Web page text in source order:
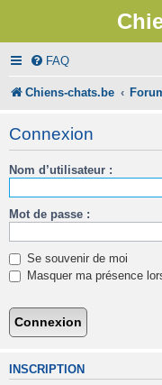
FAQ
Chiens-chats.be
Connexion
Nom d’utilisateur :
Mot de passe :
Se souvenir de moi
Masquer ma présence
INSCRIPTION